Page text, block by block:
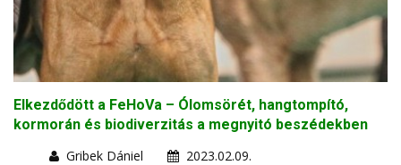
Elkezdődött a FeHoVa – Ólomsörét, hangtompító,
kormorán és biodiverzitás a megnyitó beszédekben
Gribek Dániel
2023.02.09.